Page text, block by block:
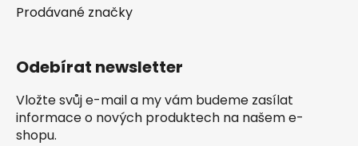
Prodávané značky
Odebírat newsletter
Vložte svůj e-mail a my vám budeme zasílat
informace o nových produktech na našem e-
shopu.